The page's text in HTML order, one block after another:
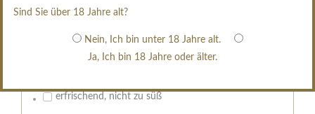
Sind Sie über 18 Jahre alt?
Nein, Ich bin unter 18 Jahre alt.
Ja, Ich bin 18 Jahre oder älter.
edelsüß
Brut
weißgekeltert
erfrischend, nicht zu süß